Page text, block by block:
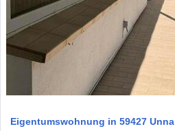
Eigentumswohnung in 59427 Unna